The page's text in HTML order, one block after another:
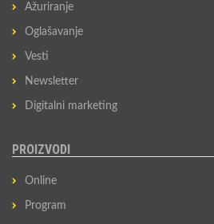
Ažuriranje
Oglašavanje
Vesti
Newsletter
Digitalni marketing
PROIZVODI
Online
Program